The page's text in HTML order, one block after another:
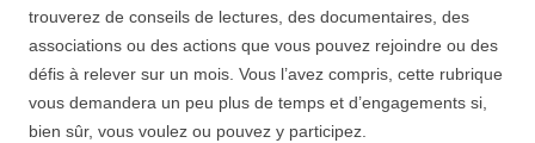
trouverez de conseils de lectures, des documentaires, des
associations ou des actions que vous pouvez rejoindre ou des
défis à relever sur un mois. Vous l’avez compris, cette rubrique
vous demandera un peu plus de temps et d’engagements si,
bien sûr, vous voulez ou pouvez y participez.